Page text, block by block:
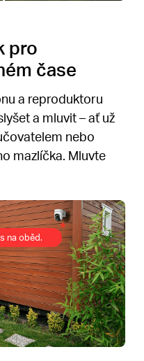
pro
čase
a reproduktoru
a mluvit – ať už
nebo
mazlíčka. Mluvte
na oběd.